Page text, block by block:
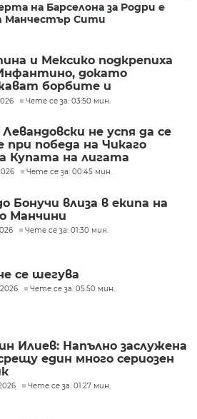
на Барселона за Родри е
Манчестър Сити
и Мексико подкрепиха
докато
борбите и
във ФИФА
Чете се за: 03:50 мин.
не успя да се
при победа на Чикаго
Купата на лигата
Чете се за: 00:45 мин.
Бонучи влиза в екипа на
Манчини
Чете се за: 01:30 мин.
се шегува
Чете се за: 05:50 мин.
Илиев: Напълно заслужена
един много сериозен
Чете се за: 01:27 мин.